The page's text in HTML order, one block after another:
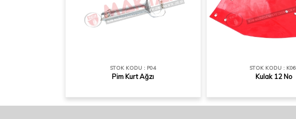
STOK KODU : P04
Pim Kurt Ağzı
STOK KODU :
Kulak 12 No